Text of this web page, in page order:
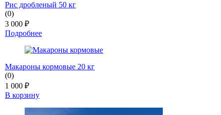
Рис дробленый 50 кг
(0)
3 000 ₽
Подробнее
Макароны кормовые 20 кг
(0)
1 000 ₽
В корзину